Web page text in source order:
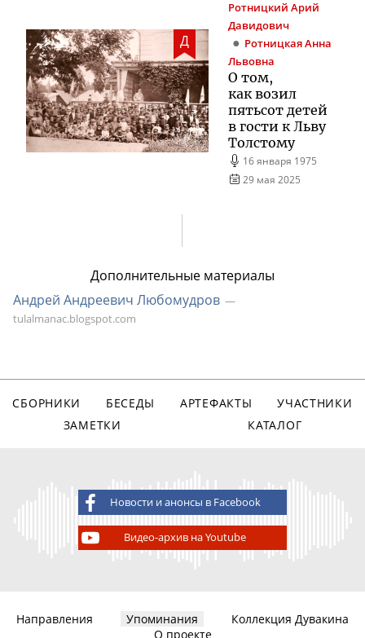
Д
Ротницкий Арий
Давидович
Ротницкая Анна
Львовна
О том,
как возил
пятьсот детей
в гости к Льву
Толстому
16 января 1975
29 мая 2025
Дополнительные материалы
Андрей Андреевич Любомудров
tulalmanac.blogspot.com
СБОРНИКИ БЕСЕДЫ АРТЕФАКТЫ
УЧАСТНИКИ
ЗАМЕТКИ
КАТАЛОГ
Новости и анонсы в Facebook
Видео-архив на Youtube
Направления Упоминания
Коллекция Дувакина
О проекте